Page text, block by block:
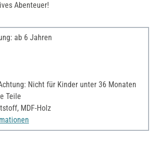
Abenteuer!
ab 6 Jahren
Nicht für Kinder unter 36 Monaten
Teile
MDF-Holz